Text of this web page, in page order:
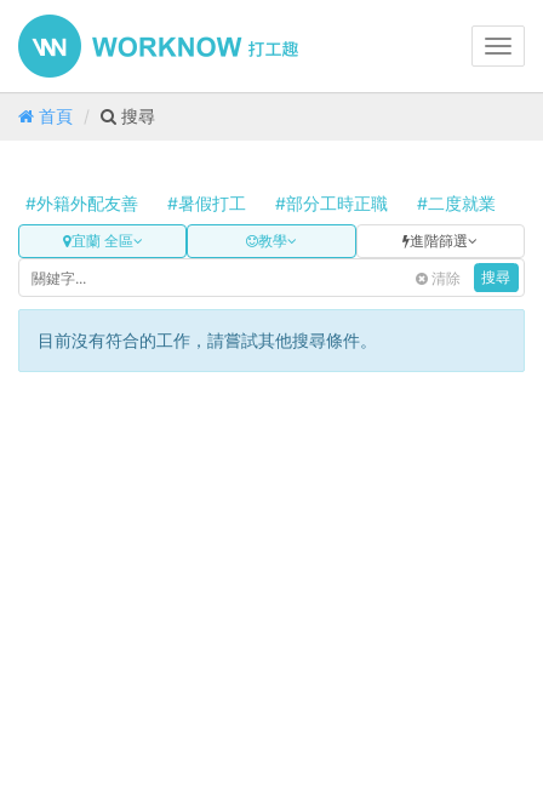
首頁 搜尋
#外籍外配友善 #暑假打工 #部分工時正職 #二度就業
宜蘭 全區 教學 進階篩選
清除 搜尋
目前沒有符合的工作，請嘗試其他搜尋條件。